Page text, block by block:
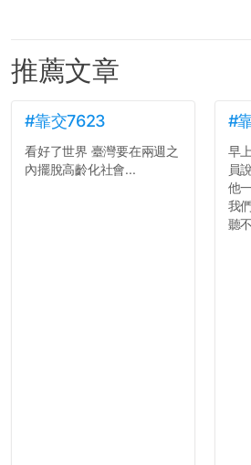
推薦文章
#靠交7623
看好了世界 臺灣要在兩週之
內擺脫高齡化社會...
#
早
員
他
我
聽